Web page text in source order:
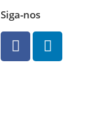
Siga-nos